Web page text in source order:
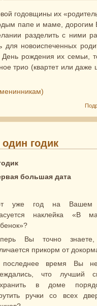
годовщины их
папе и маме, дорогим
разделить с ними
новоиспеченных
День рождения их семьи,
трио (квартет или даже
годик
большая дата
уже год на Вашем
наклейка «В
Вы точно
прикорм от
время Вы
что лучший
в доме
ручки со всех